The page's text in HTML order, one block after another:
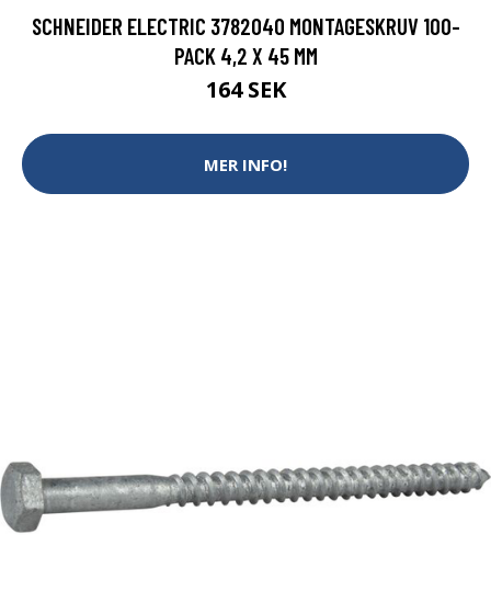
SCHNEIDER ELECTRIC 3782040 MONTAGESKRUV 100-
PACK 4,2 X 45 MM
164 SEK
MER INFO!